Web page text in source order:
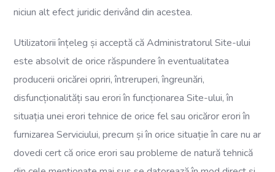
niciun alt efect juridic derivând din acestea.
Utilizatorii înțeleg și acceptă că Administratorul Site-ului
este absolvit de orice răspundere în eventualitatea
producerii oricărei opriri, întreruperi, îngreunări,
disfuncționalități sau erori în funcționarea Site-ului, în
situația unei erori tehnice de orice fel sau oricăror erori în
furnizarea Serviciului, precum și în orice situație în care nu ar
dovedi cert că orice erori sau probleme de natură tehnică